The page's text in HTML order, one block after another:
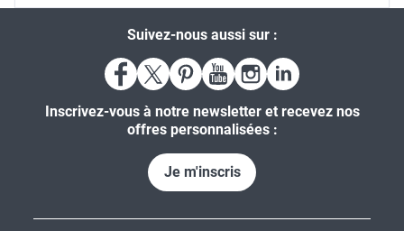
Suivez-nous aussi sur :
Inscrivez-vous à notre newsletter et recevez nos
offres personnalisées :
Je m'inscris